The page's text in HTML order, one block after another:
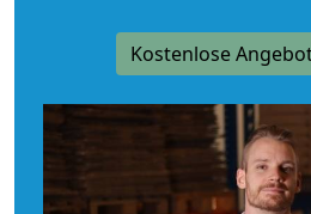
Kostenlose